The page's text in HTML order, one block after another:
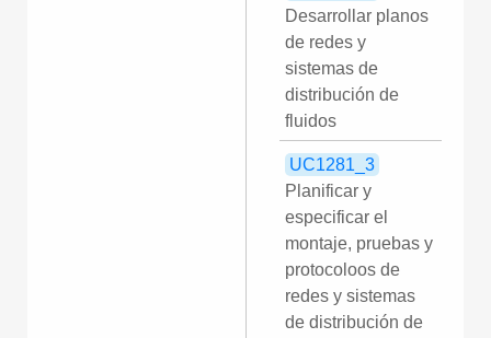
Desarrollar planos
de redes y
sistemas de
distribución de
fluidos
UC1281_3
Planificar y
especificar el
montaje, pruebas y
protocoloos de
redes y sistemas
de distribución de